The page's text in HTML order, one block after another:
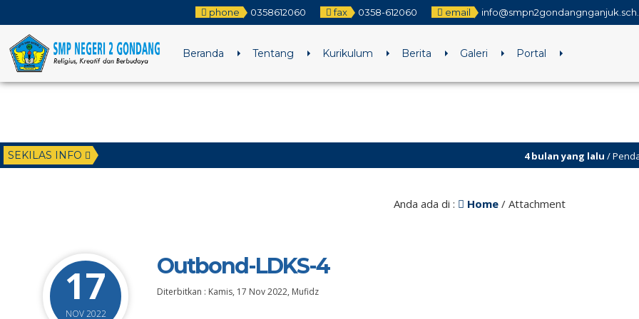
phone 0358612060 fax 0358-612060 email
Beranda Tentang Kurikulum Berita Galeri Portal
SEKILAS INFO 4 bulan yang lalu/ Pendaftaran
Anda ada di : Home/ Attachment
17
NOV 2022
Outbond-LDKS-4
Diterbitkan : Kamis, 17 Nov 2022, Mufidz